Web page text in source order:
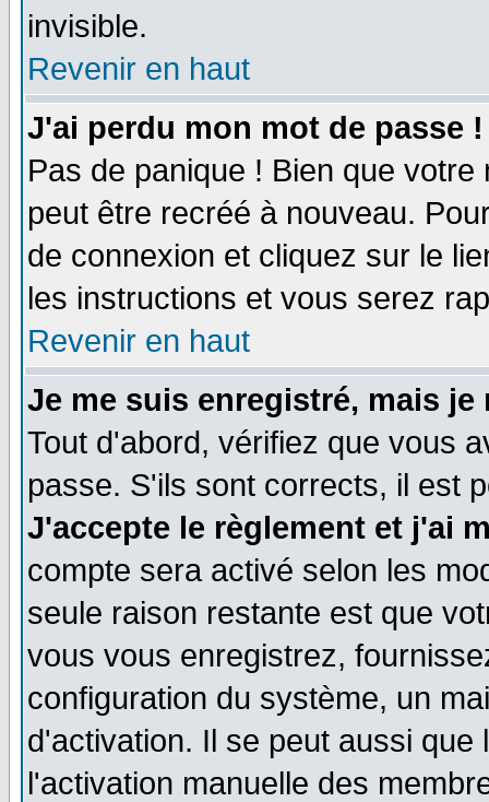
invisible.
Revenir en haut
J'ai perdu mon mot de passe !
Pas de panique ! Bien que
peut être recréé à nouveau.
de connexion et cliquez sur le
les instructions et vous serez
Revenir en haut
Je me suis enregistré, mais
Tout d'abord, vérifiez que vous
passe. S'ils sont corrects, il est
J'accepte le règlement et j'ai
compte sera activé selon les
seule raison restante est que
vous vous enregistrez,
configuration du système, un
d'activation. Il se peut aussi
l'activation manuelle des